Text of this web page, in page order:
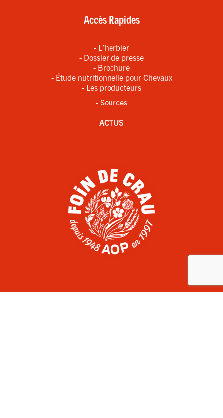
Accès Rapides
- L’herbier
- Dossier de presse
- Brochure
- Étude nutritionnelle pour Chevaux
- Les producteurs
- Sources
ACTUS